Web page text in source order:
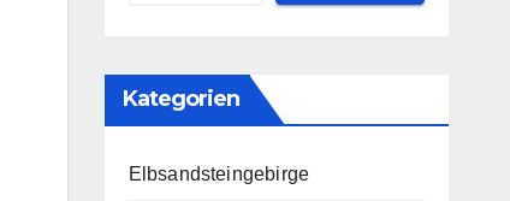
Kategorien
Elbsandsteingebirge